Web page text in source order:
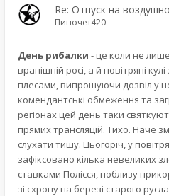
Re: Отпуск на
Пиночет420
День рибалки - це коли не
вранішній росі, а й повітряні
плесами, випрошуючи дозвіл у
комендантські обмеження та
регіонах цей день таки
прямих трансляцій. Тихо. Наче
слухати тишу. Цьогоріч, у
зафіксовано кілька невеликих
ставками Полісся, поблизу
зі схрону на березі старого